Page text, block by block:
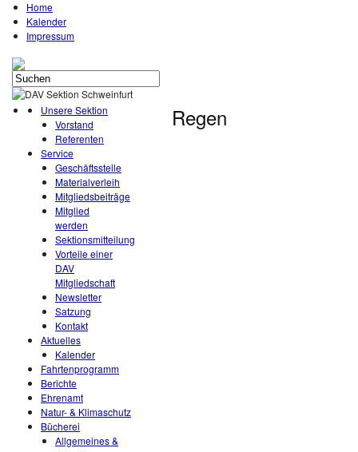
Home
Kalender
Impressum
Unsere Sektion
Vorstand
Referenten
Service
Geschäftsstelle
Materialverleih
Mitgliedsbeiträge
Mitglied
werden
Sektionsmitteilung
Vorteile einer
DAV
Mitgliedschaft
Newsletter
Satzung
Kontakt
Aktuelles
Kalender
Fahrtenprogramm
Berichte
Ehrenamt
Natur- & Klimaschutz
Bücherei
Allgemeines &
Regen